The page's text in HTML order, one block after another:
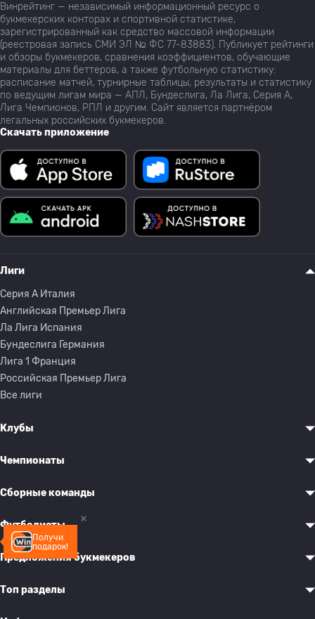
Получи
подарок!
Винрейтинг — независимый информационный ресурс о
букмекерских конторах и спортивной статистике,
зарегистрированный как средство массовой информации
(реестровая запись СМИ ЭЛ № ФС 77-83883). Публикует рейтинги
и обзоры букмекеров, сравнения коэффициентов, обучающие
материалы для беттеров, а также футбольную статистику:
расписание матчей, турнирные таблицы, результаты и статистику
по ведущим лигам мира — АПЛ, Бундеслига, Ла Лига, Серия А,
Лига Чемпионов, РПЛ и другим. Сайт является партнёром
легальных российских букмекеров.
Скачать приложение
Лиги
Серия A Италия
Английская Премьер Лига
Ла Лига Испания
Бундеслига Германия
Лига 1 Франция
Российская Премьер Лига
Все лиги
Клубы
Чемпионаты
Сборные команды
Футболисты
Предложения букмекеров
Топ разделы